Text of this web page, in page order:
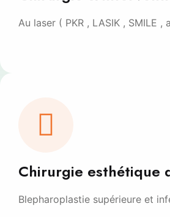
Au laser ( PKR , LASIK , SMILE
Chirurgie esthétique
Blepharoplastie supérieure et